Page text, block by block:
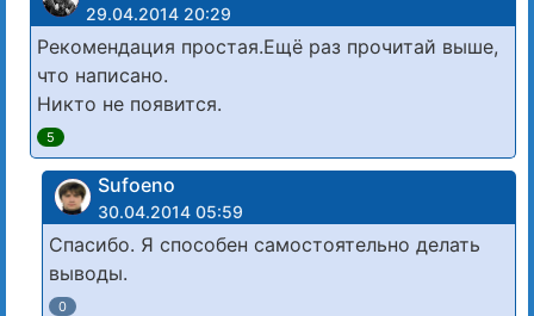
29.04.2014 20:29
Рекомендация простая.Ещё раз прочитай выше,
что написано.
Никто не появится.
5
Sufoeno
30.04.2014 05:59
Спасибо. Я способен самостоятельно делать
выводы.
0